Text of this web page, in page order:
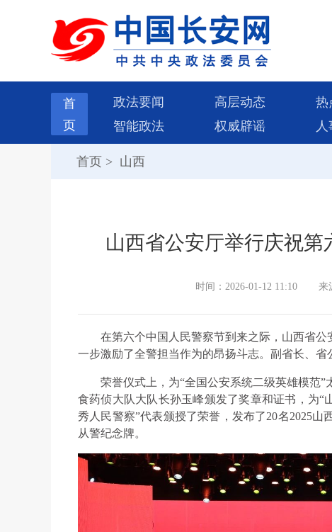
首
页
政法要闻 高层动态 热
智能政法
权威辟谣
首页 > 山西
山西省公安厅举行庆祝
时间：2026-01-12 11:10 来
在第六个中国人民警察节到来之际，山西省
一步激励了全警担当作为的昂扬斗志。副省长、省
荣誉仪式上，为“全国公安系统二级英雄模范
食药侦大队大队长孙玉峰颁发了奖章和证书，为“
秀人民警察”代表颁授了荣誉，发布了20名2025山
从警纪念牌。